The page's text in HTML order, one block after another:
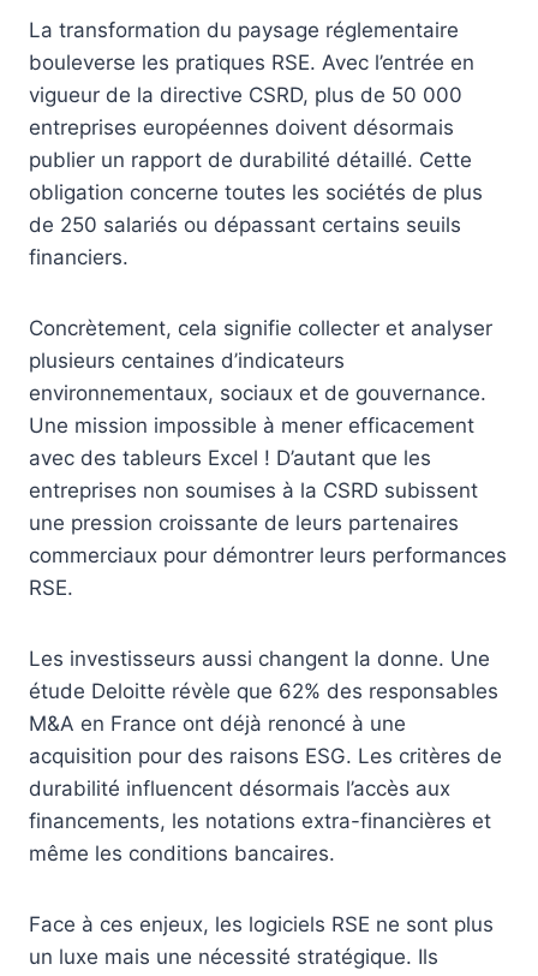
La transformation du paysage réglementaire
bouleverse les pratiques RSE. Avec l’entrée en
vigueur de la directive CSRD, plus de 50 000
entreprises européennes doivent désormais
publier un rapport de durabilité détaillé. Cette
obligation concerne toutes les sociétés de plus
de 250 salariés ou dépassant certains seuils
financiers.
Concrètement, cela signifie collecter et analyser
plusieurs centaines d’indicateurs
environnementaux, sociaux et de gouvernance.
Une mission impossible à mener efficacement
avec des tableurs Excel ! D’autant que les
entreprises non soumises à la CSRD subissent
une pression croissante de leurs partenaires
commerciaux pour démontrer leurs performances
RSE.
Les investisseurs aussi changent la donne. Une
étude Deloitte révèle que 62% des responsables
M&A en France ont déjà renoncé à une
acquisition pour des raisons ESG. Les critères de
durabilité influencent désormais l’accès aux
financements, les notations extra-financières et
même les conditions bancaires.
Face à ces enjeux, les logiciels RSE ne sont plus
un luxe mais une nécessité stratégique. Ils